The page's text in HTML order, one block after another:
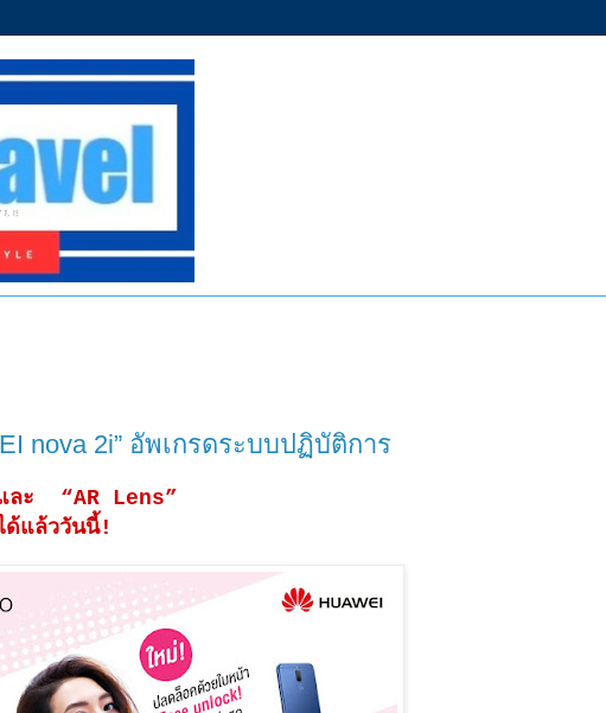
nova 2i” อัพเกรดระบบปฏิบัติการ
ะ “AR Lens”
ด้แล้ววันนี้!